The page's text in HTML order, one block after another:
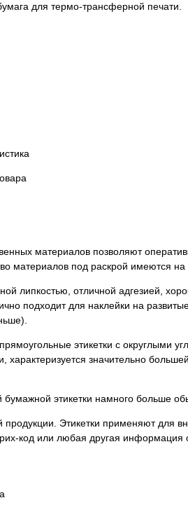
для термо-трансферной печати.
материалов позволяют
материалов под раскрой имеются
липкостью, отличной адгезией,
подходит для наклейки на
этикетки с округлыми
значительно
этикетки намного больше
Этикетки применяют для
код или любая другая информация